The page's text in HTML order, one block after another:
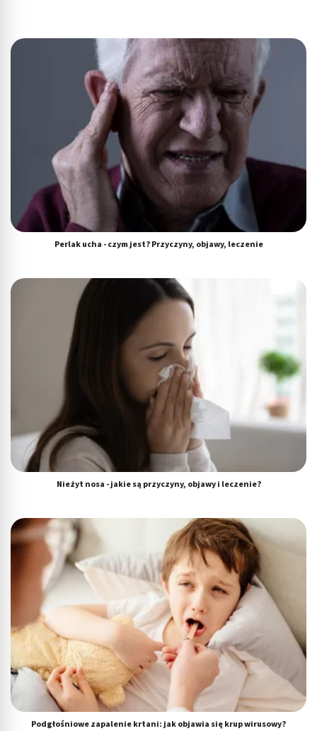
Perlak ucha - czym jest? Przyczyny, objawy, leczenie
Nieżyt nosa - jakie są przyczyny, objawy i leczenie?
Podgłośniowe zapalenie krtani: jak objawia się krup wirusowy?